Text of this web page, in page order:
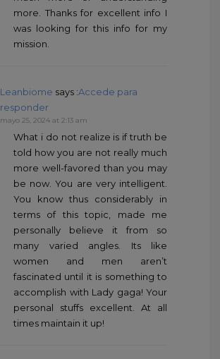
more. Thanks for excellent info I
was looking for this info for my
mission.
Leanbiome says :Accede para
responder
mayo 25, 2024 at 2:13 am
What i do not realize is if truth be
told how you are not really much
more well-favored than you may
be now. You are very intelligent.
You know thus considerably in
terms of this topic, made me
personally believe it from so
many varied angles. Its like
women and men aren’t
fascinated until it is something to
accomplish with Lady gaga! Your
personal stuffs excellent. At all
times maintain it up!